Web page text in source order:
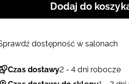
Dodaj do
Czas dostawy2 - 4 dni robocze
dostępność w salonach